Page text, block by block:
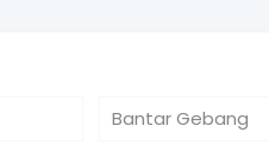
Bantar Gebang